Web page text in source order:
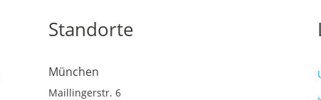
Standorte
München
Maillingerstr. 6